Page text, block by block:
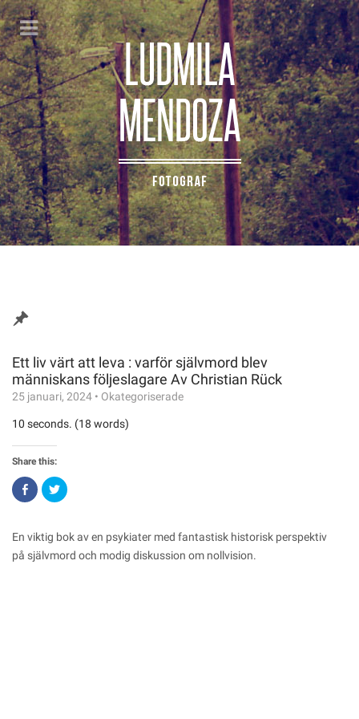
Ett liv värt att leva : varför självmord blev
människans följeslagare Av Christian Rück
25 januari, 2024 • Okategoriserade
10 seconds. (18 words)
Share this:
Click
to
share
(Opens
in
new
window)
Click
to
(Opens
in
new
En viktig bok av en psykiater med fantastisk historisk perspektiv
på självmord och modig diskussion om nollvision.